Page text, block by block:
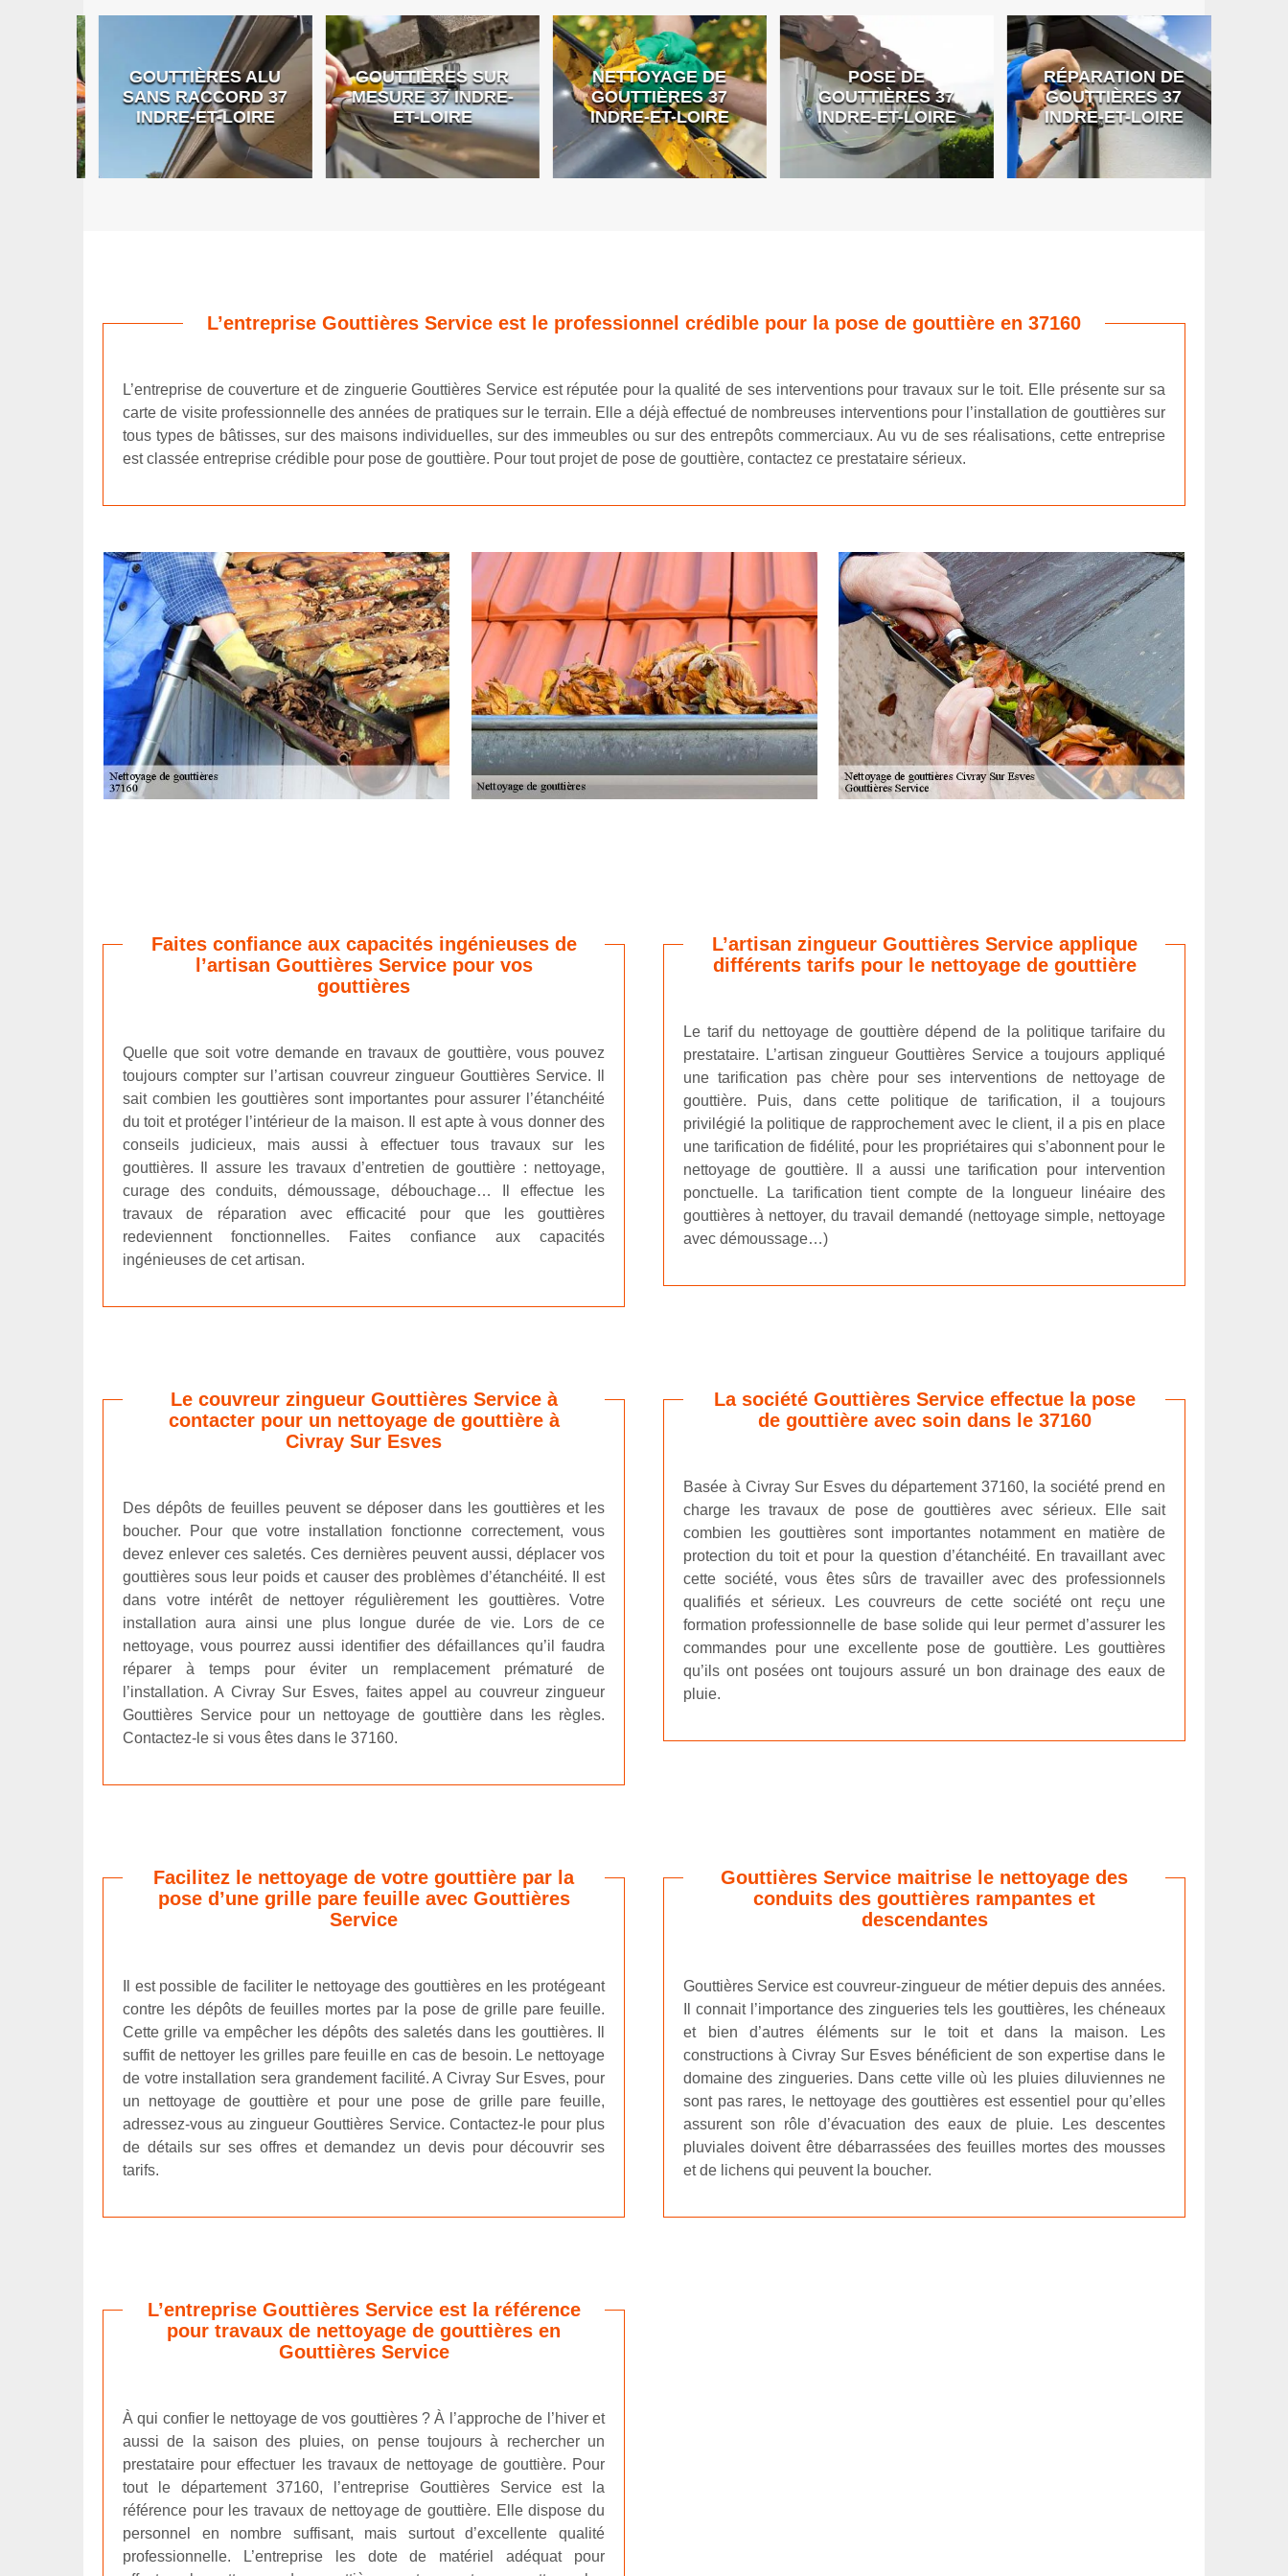
GOUTTIÈRES ALU
SANS RACCORD 37
INDRE-ET-LOIRE
GOUTTIÈRES SUR
MESURE 37 INDRE-
ET-LOIRE
NETTOYAGE DE
GOUTTIÈRES 37
INDRE-ET-LOIRE
POSE DE
GOUTTIÈRES 37
INDRE-ET-LOIRE
RÉPARATION DE
GOUTTIÈRES 37
INDRE-ET-LOIRE
L’entreprise Gouttières Service est le professionnel crédible pour la pose de gouttière en 37160
L’entreprise de couverture et de zinguerie Gouttières Service est réputée pour la qualité de ses interventions pour travaux sur le toit. Elle présente sur sa
carte de visite professionnelle des années de pratiques sur le terrain. Elle a déjà effectué de nombreuses interventions pour l’installation de gouttières sur
tous types de bâtisses, sur des maisons individuelles, sur des immeubles ou sur des entrepôts commerciaux. Au vu de ses réalisations, cette entreprise
est classée entreprise crédible pour pose de gouttière. Pour tout projet de pose de gouttière, contactez ce prestataire sérieux.
Faites confiance aux capacités ingénieuses de
l’artisan Gouttières Service pour vos
gouttières
Quelle que soit votre demande en travaux de gouttière, vous pouvez
toujours compter sur l’artisan couvreur zingueur Gouttières Service. Il
sait combien les gouttières sont importantes pour assurer l’étanchéité
du toit et protéger l’intérieur de la maison. Il est apte à vous donner des
conseils judicieux, mais aussi à effectuer tous travaux sur les
gouttières. Il assure les travaux d’entretien de gouttière : nettoyage,
curage des conduits, démoussage, débouchage… Il effectue les
travaux de réparation avec efficacité pour que les gouttières
redeviennent fonctionnelles. Faites confiance aux capacités
ingénieuses de cet artisan.
L’artisan zingueur Gouttières Service applique
différents tarifs pour le nettoyage de gouttière
Le tarif du nettoyage de gouttière dépend de la politique tarifaire du
prestataire. L’artisan zingueur Gouttières Service a toujours appliqué
une tarification pas chère pour ses interventions de nettoyage de
gouttière. Puis, dans cette politique de tarification, il a toujours
privilégié la politique de rapprochement avec le client, il a pis en place
une tarification de fidélité, pour les propriétaires qui s’abonnent pour le
nettoyage de gouttière. Il a aussi une tarification pour intervention
ponctuelle. La tarification tient compte de la longueur linéaire des
gouttières à nettoyer, du travail demandé (nettoyage simple, nettoyage
avec démoussage…)
Le couvreur zingueur Gouttières Service à
contacter pour un nettoyage de gouttière à
Civray Sur Esves
Des dépôts de feuilles peuvent se déposer dans les gouttières et les
boucher. Pour que votre installation fonctionne correctement, vous
devez enlever ces saletés. Ces dernières peuvent aussi, déplacer vos
gouttières sous leur poids et causer des problèmes d’étanchéité. Il est
dans votre intérêt de nettoyer régulièrement les gouttières. Votre
installation aura ainsi une plus longue durée de vie. Lors de ce
nettoyage, vous pourrez aussi identifier des défaillances qu’il faudra
réparer à temps pour éviter un remplacement prématuré de
l’installation. A Civray Sur Esves, faites appel au couvreur zingueur
Gouttières Service pour un nettoyage de gouttière dans les règles.
Contactez-le si vous êtes dans le 37160.
La société Gouttières Service effectue la pose
de gouttière avec soin dans le 37160
Basée à Civray Sur Esves du département 37160, la société prend en
charge les travaux de pose de gouttières avec sérieux. Elle sait
combien les gouttières sont importantes notamment en matière de
protection du toit et pour la question d’étanchéité. En travaillant avec
cette société, vous êtes sûrs de travailler avec des professionnels
qualifiés et sérieux. Les couvreurs de cette société ont reçu une
formation professionnelle de base solide qui leur permet d’assurer les
commandes pour une excellente pose de gouttière. Les gouttières
qu’ils ont posées ont toujours assuré un bon drainage des eaux de
pluie.
Facilitez le nettoyage de votre gouttière par la
pose d’une grille pare feuille avec Gouttières
Service
Il est possible de faciliter le nettoyage des gouttières en les protégeant
contre les dépôts de feuilles mortes par la pose de grille pare feuille.
Cette grille va empêcher les dépôts des saletés dans les gouttières. Il
suffit de nettoyer les grilles pare feuille en cas de besoin. Le nettoyage
de votre installation sera grandement facilité. A Civray Sur Esves, pour
un nettoyage de gouttière et pour une pose de grille pare feuille,
adressez-vous au zingueur Gouttières Service. Contactez-le pour plus
de détails sur ses offres et demandez un devis pour découvrir ses
tarifs.
Gouttières Service maitrise le nettoyage des
conduits des gouttières rampantes et
descendantes
Gouttières Service est couvreur-zingueur de métier depuis des années.
Il connait l’importance des zingueries tels les gouttières, les chéneaux
et bien d’autres éléments sur le toit et dans la maison. Les
constructions à Civray Sur Esves bénéficient de son expertise dans le
domaine des zingueries. Dans cette ville où les pluies diluviennes ne
sont pas rares, le nettoyage des gouttières est essentiel pour qu’elles
assurent son rôle d’évacuation des eaux de pluie. Les descentes
pluviales doivent être débarrassées des feuilles mortes des mousses
et de lichens qui peuvent la boucher.
L’entreprise Gouttières Service est la référence
pour travaux de nettoyage de gouttières en
Gouttières Service
À qui confier le nettoyage de vos gouttières ? À l’approche de l’hiver et
aussi de la saison des pluies, on pense toujours à rechercher un
prestataire pour effectuer les travaux de nettoyage de gouttière. Pour
tout le département 37160, l’entreprise Gouttières Service est la
référence pour les travaux de nettoyage de gouttière. Elle dispose du
personnel en nombre suffisant, mais surtout d’excellente qualité
professionnelle. L’entreprise les dote de matériel adéquat pour